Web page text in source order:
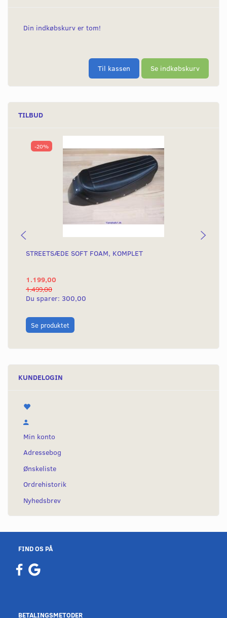
Din indkøbskurv er tom!
Til kassen Se indkøbskurv
TILBUD
-20%
STREETSÆDE SOFT FOAM, KOMPLET
1.199,00
1.499,00
Du sparer: 300,00
Se produktet
KUNDELOGIN
Min konto
Adressebog
Ønskeliste
Ordrehistorik
Nyhedsbrev
FIND OS PÅ
BETALINGSMETODER